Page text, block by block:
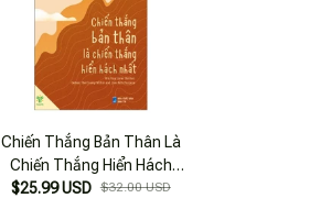
Chiến Thắng Bản Thân Là
Chiến Thắng Hiển Hách
Nhất
$25.99 USD $32.00 USD